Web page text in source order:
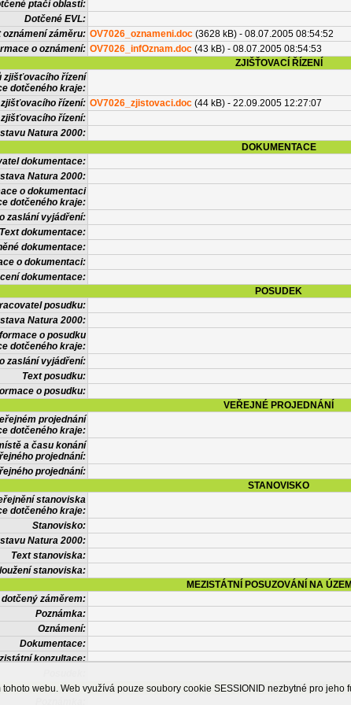
ptačí oblasti:
Dotčené EVL:
oznámení záměru: OV7026_oznameni.doc (3628 kB) - 08.07.2005 08:54:52
o oznámení: OV7026_infOznam.doc (43 kB) - 08.07.2005 08:54:53
ZJIŠŤOVACÍ ŘÍZENÍ
zjišťovacího řízení
dotčeného kraje:
řízení: OV7026_zjistovaci.doc (44 kB) - 22.09.2005 12:27:07
řízení:
Natura 2000:
DOKUMENTACE
dokumentace:
Natura 2000:
o dokumentaci
dotčeného kraje:
zaslání vyjádření:
Text dokumentace:
dokumentace:
o dokumentaci:
dokumentace:
POSUDEK
posudku:
Natura 2000:
o posudku
dotčeného kraje:
zaslání vyjádření:
Text posudku:
o posudku:
VEŘEJNÉ PROJEDNÁNÍ
projednání
dotčeného kraje:
a času konání
projednání:
projednání:
STANOVISKO
stanoviska
dotčeného kraje:
Stanovisko:
Natura 2000:
Text stanoviska:
stanoviska:
MEZISTÁTNÍ POSUZOVÁNÍ NA
dotčený záměrem:
Poznámka:
Oznámení:
Dokumentace:
konzultace:
OSTATNÍ INFORMACE
webu. Web využívá pouze soubory cookie SESSIONID nezbytné pro